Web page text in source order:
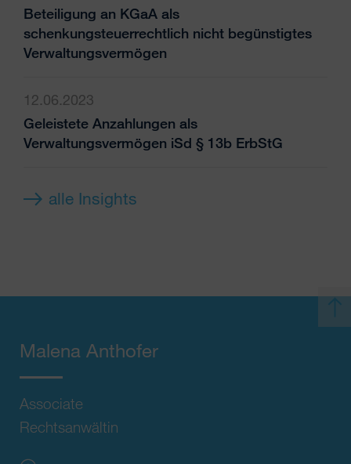
Beteiligung an KGaA als
schenkungsteuerrechtlich nicht begünstigtes
Verwaltungsvermögen
12.06.2023
Geleistete Anzahlungen als
Verwaltungsvermögen iSd § 13b ErbStG
alle Insights
Malena Anthofer
Associate
Rechtsanwältin